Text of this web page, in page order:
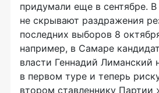
придумали еще в сентябре.
не скрывают раздражения
последних выборов 8
например, в Самаре
власти Геннадий Лиманский
в первом туре и теперь
втором ставленнику Партии